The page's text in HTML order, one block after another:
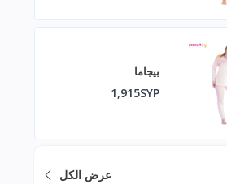
بيجاما
1,915SYP
عرض الكل